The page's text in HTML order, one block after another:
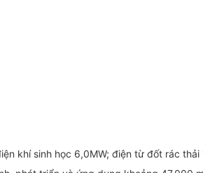
khí sinh học 6,0MW; điện từ đốt rác thải